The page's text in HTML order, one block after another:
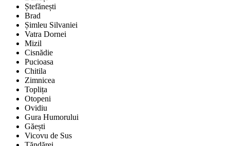
Ștefănești
Brad
Șimleu Silvaniei
Vatra Dornei
Mizil
Cisnădie
Pucioasa
Chitila
Zimnicea
Toplița
Otopeni
Ovidiu
Gura Humorului
Găești
Vicovu de Sus